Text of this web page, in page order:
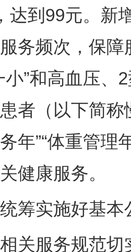
达到99元。新
务频次，保
小”和高血压、
者（以下简称
年”“体重管理
健康服务。
实施好基本
服务规范切